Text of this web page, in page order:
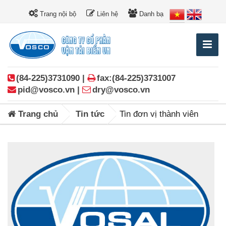
Trang nội bộ Liên hệ Danh bạ
(84-225)3731090 |
fax:(84-225)3731007
pid@vosco.vn |
dry@vosco.vn
Trang chủ Tin tức Tin đơn vị thành viên